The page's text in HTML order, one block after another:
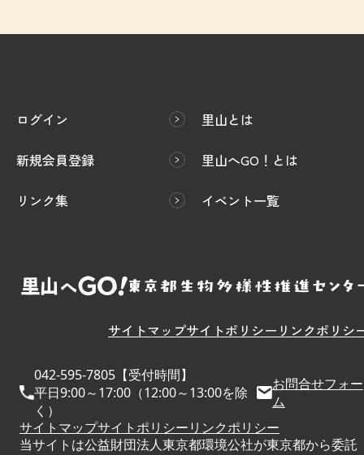
ログイン
新規会員登録
リンク集
里山とは
里山へGO！とは
イベント一覧
サイトマップサイトポリシー リンクポリシ
042-595-7805【受付時間】
平日9:00～17:00（12:00～13:00を除
く）
お問合せフォー
ム
サイトマップサイトポリシーリンクポリシー
当サイトは公益財団法人東京都環境公社が東京都から委託